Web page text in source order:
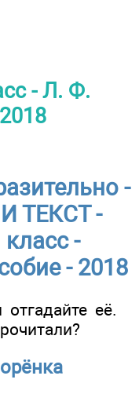
- Л. Ф.
-
ТЕКСТ -
-
- 2018
её.